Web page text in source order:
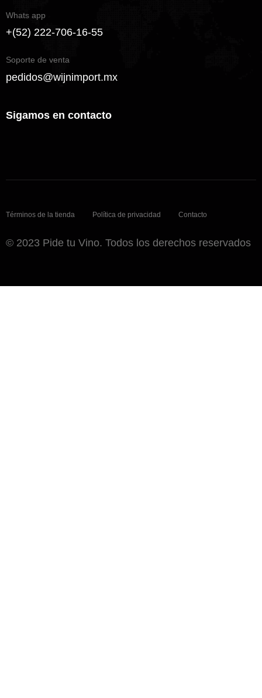
Whats app
+(52) 222-706-16-55
Soporte de venta
pedidos@wijnimport.mx
Sigamos en contacto
Términos de la tienda Política de privacidad Contacto
© 2023 Pide tu Vino. Todos los derechos reservados